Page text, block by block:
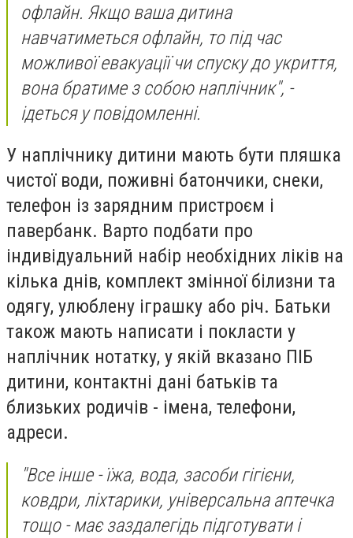
офлайн. Якщо ваша дитина
навчатиметься офлайн, то під час
можливої евакуації чи спуску до укриття,
вона братиме з собою наплічник", -
ідеться у повідомленні.
У наплічнику дитини мають бути пляшка
чистої води, поживні батончики, снеки,
телефон із зарядним пристроєм і
павербанк. Варто подбати про
індивідуальний набір необхідних ліків на
кілька днів, комплект змінної білизни та
одягу, улюблену іграшку або річ. Батьки
також мають написати і покласти у
наплічник нотатку, у якій вказано ПІБ
дитини, контактні дані батьків та
близьких родичів - імена, телефони,
адреси.
"Все інше - їжа, вода, засоби гігієни,
ковдри, ліхтарики, універсальна аптечка
тощо - має заздалегідь підготувати і